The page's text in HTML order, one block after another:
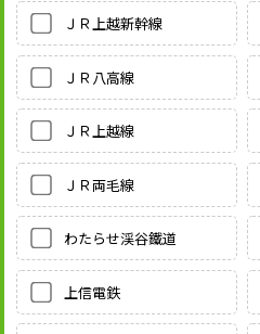
ＪＲ上越新幹線
ＪＲ八高線
ＪＲ上越線
ＪＲ両毛線
わたらせ渓谷鐵道
上信電鉄